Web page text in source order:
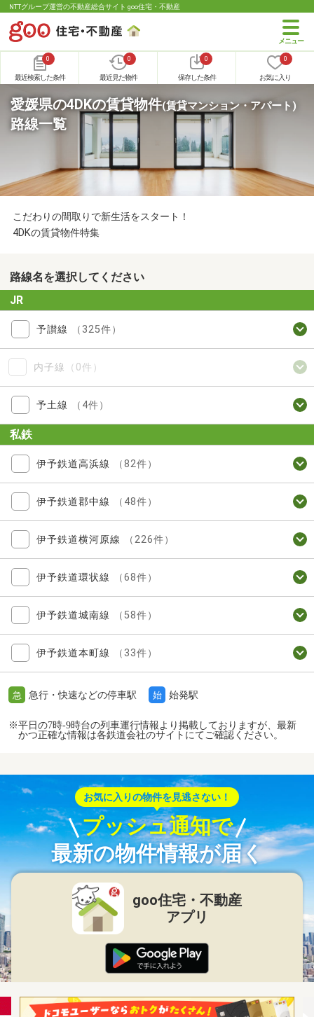
NTTグループ運営の不動産総合サイト goo住宅・不動産
0
最近検索した条件
0
最近見た物件
0
保存した条件
0
お気に入り
愛媛県の4DKの賃貸物件(賃貸マンション・アパート)
路線一覧
こだわりの間取りで新生活をスタート！
4DKの賃貸物件特集
路線名を選択してください
JR
予讃線 （325件）
内子線 （0件）
予土線 （4件）
私鉄
伊予鉄道高浜線 （82件）
伊予鉄道郡中線 （48件）
伊予鉄道横河原線 （226件）
伊予鉄道環状線 （68件）
伊予鉄道城南線 （58件）
伊予鉄道本町線 （33件）
急 急行・快速などの停車駅 始 始発駅
※平日の7時-9時台の列車運行情報より掲載しておりますが、最新
かつ正確な情報は各鉄道会社のサイトにてご確認ください。
お気に入りの物件を見逃さない！
プッシュ通知で
最新の物件情報が届く
goo住宅・不動産
アプリ